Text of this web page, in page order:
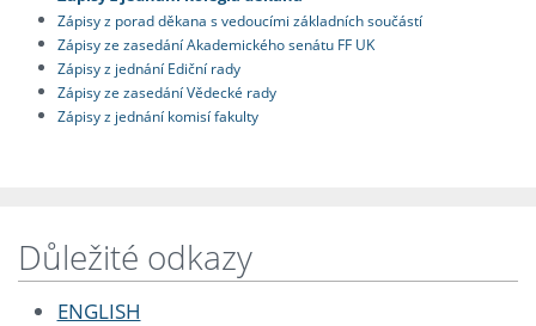
Zápisy z porad děkana s vedoucími základních součástí
Zápisy ze zasedání Akademického senátu FF UK
Zápisy z jednání Ediční rady
Zápisy ze zasedání Vědecké rady
Zápisy z jednání komisí fakulty
Důležité odkazy
ENGLISH